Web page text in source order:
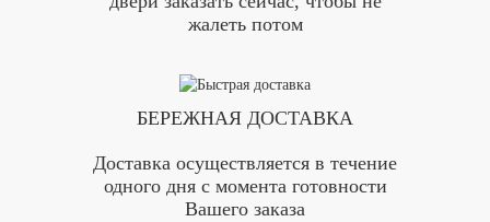
жалеть потом
БЕРЕЖНАЯ ДОСТАВКА
Доставка осуществляется в течение
одного дня с момента готовности
Вашего заказа